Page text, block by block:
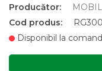
Producător:
MOBIL
Cod produs:
Disponibil la